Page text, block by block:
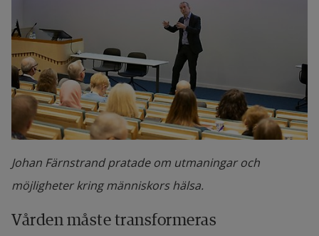
Johan Färnstrand pratade om utmaningar och
möjligheter kring människors hälsa.
Vården måste transformeras